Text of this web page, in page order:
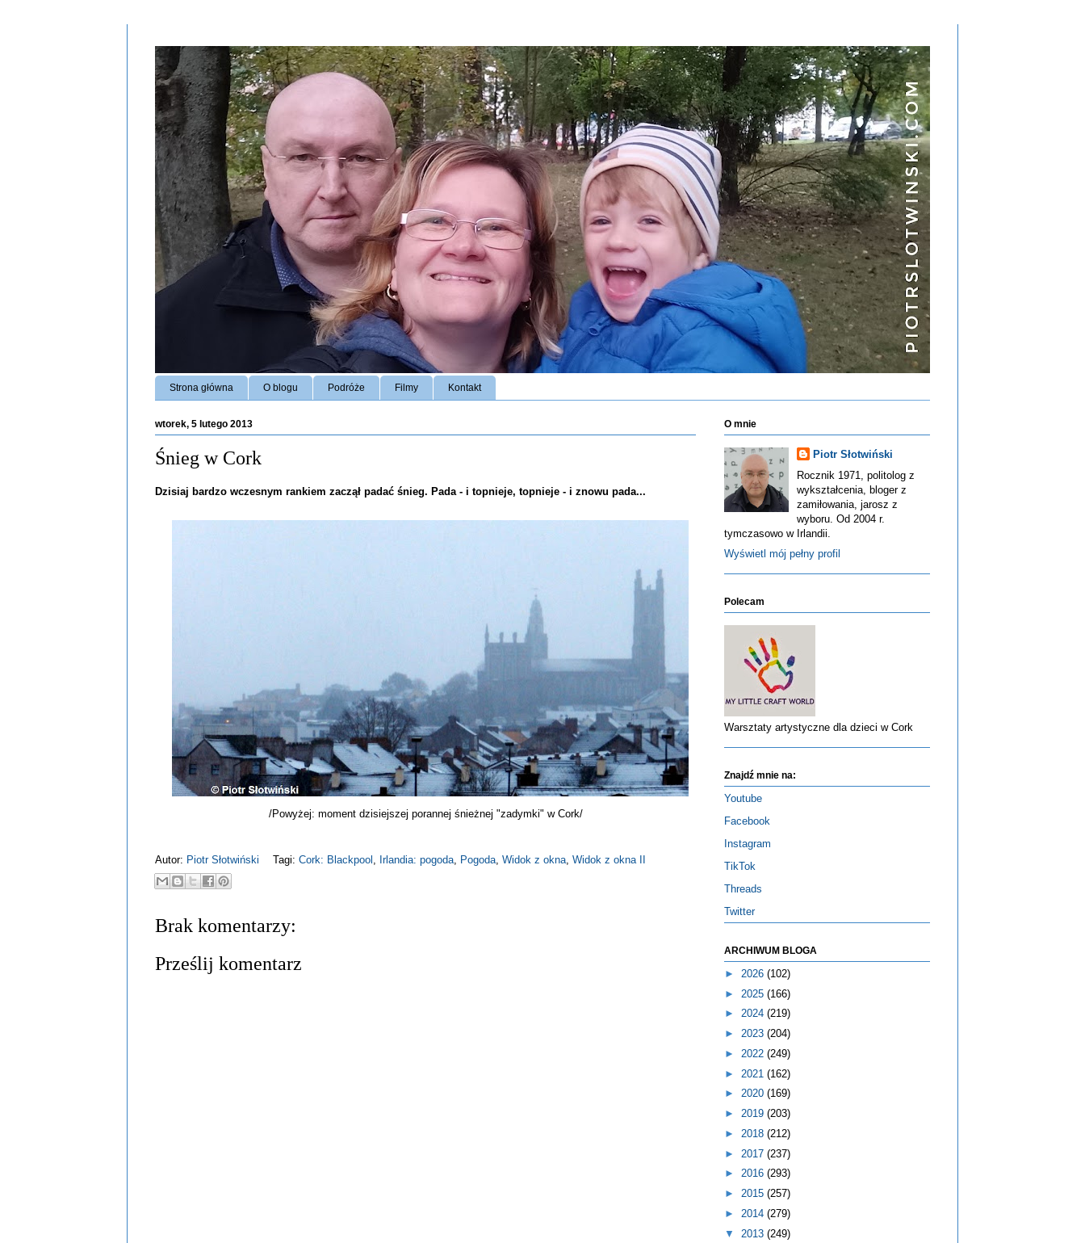
Strona główna O blogu Podróże Filmy Kontakt
wtorek, 5 lutego 2013
Śnieg w Cork
Dzisiaj bardzo wczesnym rankiem zaczął padać śnieg. Pada - i topnieje, topnieje - i znowu pada...
/Powyżej: moment dzisiejszej porannej śnieżnej "zadymki" w Cork/
Autor: Piotr Słotwiński Tagi: Cork: Blackpool Irlandia: pogoda Pogoda Widok z okna Widok z okna II
Brak komentarzy:
Prześlij komentarz
O mnie
Piotr Słotwiński
Rocznik 1971, politolog z
wykształcenia, bloger z
zamiłowania, jarosz z
wyboru. Od 2004 r.
tymczasowo w Irlandii.
Wyświetl mój pełny profil
Polecam
Warsztaty artystyczne dla dzieci w Cork
Znajdź mnie na:
Youtube
Facebook
Instagram
TikTok
Threads
Twitter
ARCHIWUM BLOGA
► 2026 (102)
► 2025 (166)
► 2024 (219)
► 2023 (204)
► 2022 (249)
► 2021 (162)
► 2020 (169)
► 2019 (203)
► 2018 (212)
► 2017 (237)
► 2016 (293)
► 2015 (257)
► 2014 (279)
▼ 2013 (249)